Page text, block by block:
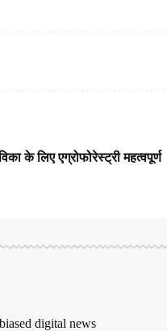
के लिए एग्रोफोरेस्ट्री महत्वपूर्ण
digital news